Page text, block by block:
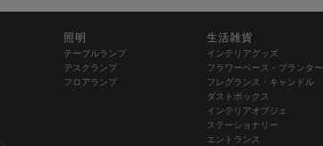
照明
テーブルランプ
デスクランプ
フロアランプ
生活雑貨
インテリアグッズ
フラワーベース・プランター
フレグランス・キャンドル
ダストボックス
インテリアオブジェ
ステーショナリー
エントランス